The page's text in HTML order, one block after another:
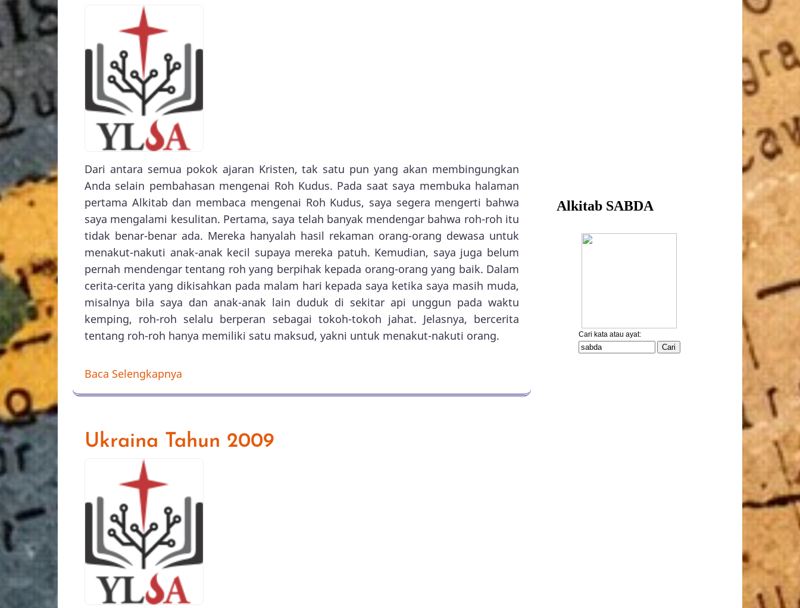
Dari antara semua pokok ajaran Kristen, tak satu pun yang akan membingungkan
Anda selain pembahasan mengenai Roh Kudus. Pada saat saya membuka halaman
pertama Alkitab dan membaca mengenai Roh Kudus, saya segera mengerti bahwa
saya mengalami kesulitan. Pertama, saya telah banyak mendengar bahwa roh-roh itu
tidak benar-benar ada. Mereka hanyalah hasil rekaman orang-orang dewasa untuk
menakut-nakuti anak-anak kecil supaya mereka patuh. Kemudian, saya juga belum
pernah mendengar tentang roh yang berpihak kepada orang-orang yang baik. Dalam
cerita-cerita yang dikisahkan pada malam hari kepada saya ketika saya masih muda,
misalnya bila saya dan anak-anak lain duduk di sekitar api unggun pada waktu
kemping, roh-roh selalu berperan sebagai tokoh-tokoh jahat. Jelasnya, bercerita
tentang roh-roh hanya memiliki satu maksud, yakni untuk menakut-nakuti orang.
Baca Selengkapnya
Ukraina Tahun 2009